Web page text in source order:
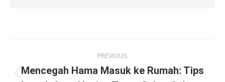
navigation
PREVIOUS
Mencegah Hama Masuk ke Rumah: Tips